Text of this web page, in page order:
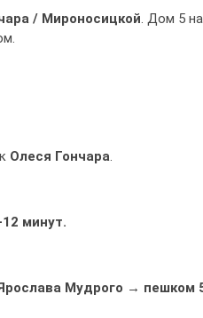
/ Мироносицкой. Дом 5
Олеся Гончара.
минут.
Мудрого → пешком